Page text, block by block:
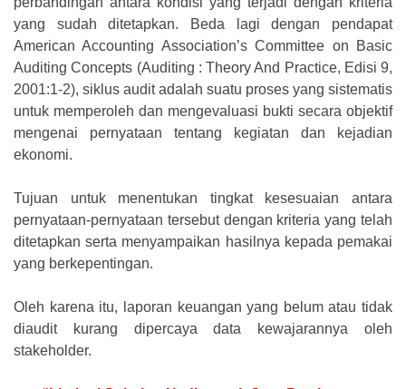
yang sudah ditetapkan. Beda lagi dengan pendapat
American Accounting Association’s Committee on Basic
Auditing Concepts (Auditing : Theory And Practice, Edisi 9,
2001:1-2), siklus audit adalah suatu proses yang sistematis
untuk memperoleh dan mengevaluasi bukti secara objektif
mengenai pernyataan tentang kegiatan dan kejadian
ekonomi.
Tujuan untuk menentukan tingkat kesesuaian antara
pernyataan-pernyataan tersebut dengan kriteria yang telah
ditetapkan serta menyampaikan hasilnya kepada pemakai
yang berkepentingan.
Oleh karena itu, laporan keuangan yang belum atau tidak
diaudit kurang dipercaya data kewajarannya oleh
stakeholder.